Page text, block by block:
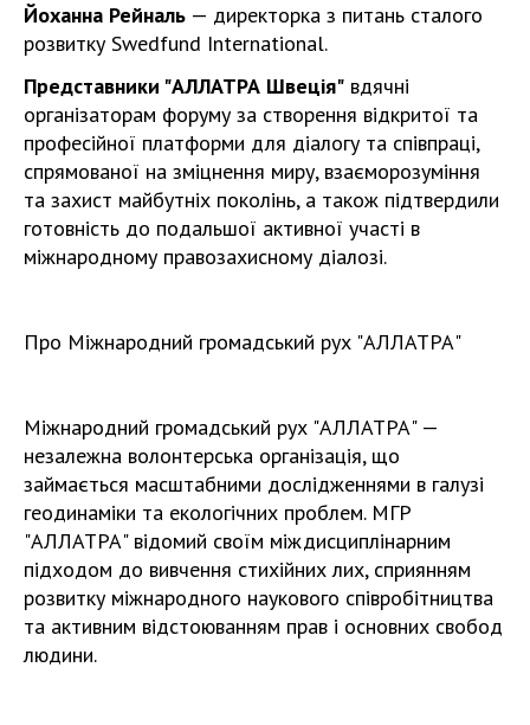
Йоханна Рейналь — директорка з питань сталого
розвитку Swedfund International.
Представники "АЛЛАТРА Швеція" вдячні
організаторам форуму за створення відкритої та
професійної платформи для діалогу та співпраці,
спрямованої на зміцнення миру, взаєморозуміння
та захист майбутніх поколінь, а також підтвердили
готовність до подальшої активної участі в
міжнародному правозахисному діалозі.
Про Міжнародний громадський рух "АЛЛАТРА"
Міжнародний громадський рух "АЛЛАТРА" —
незалежна волонтерська організація, що
займається масштабними дослідженнями в галузі
геодинаміки та екологічних проблем. МГР
"АЛЛАТРА" відомий своїм міждисциплінарним
підходом до вивчення стихійних лих, сприянням
розвитку міжнародного наукового співробітництва
та активним відстоюванням прав і основних свобод
людини.